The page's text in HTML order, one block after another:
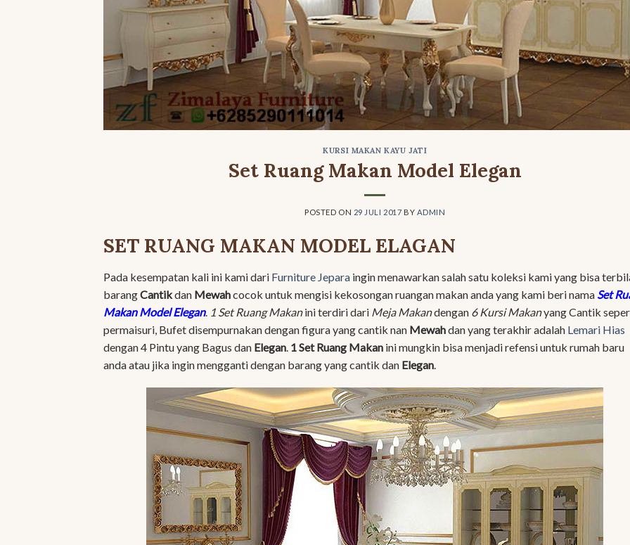
KURSI MAKAN KAYU JATI
Set Ruang Makan Model Elegan
POSTED ON 29 JULI 2017 BY ADMIN
SET RUANG MAKAN MODEL ELAGAN
Pada kesempatan kali ini kami dari Furniture Jepara ingin menawarkan salah satu koleksi kami yang bisa
barangCantikdan Mewahcocok untuk mengisi kekosongan ruangan makan anda yang kami beri nama Set
Makan Model Elegan. 1 Set Ruang Makanini terdiri dari Meja Makandengan 6 Kursi Makanyang Cantik
permaisuri, Bufet disempurnakan dengan figura yang cantik nan Mewahdan yang terakhir adalah Lemari Hias
dengan 4 Pintu yang Bagus dan Elegan 1 Set Ruang Makan ini mungkin bisa menjadi refensi untuk rumah baru
anda atau jika ingin mengganti dengan barang yang cantik dan Elegan